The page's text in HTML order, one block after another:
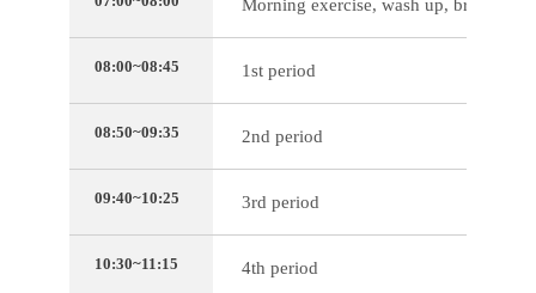
Morning exercise, wash up, breakfast
08:00~08:45 1st period
08:50~09:35 2nd period
09:40~10:25 3rd period
10:30~11:15 4th period